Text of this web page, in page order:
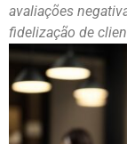
avaliações
fidelização de